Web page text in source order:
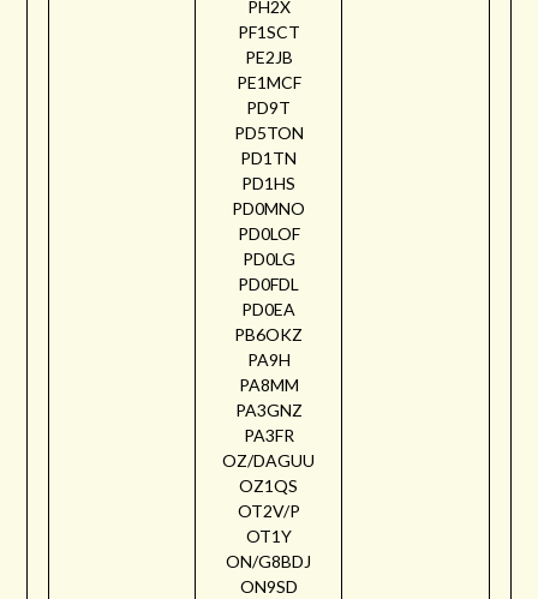
PH2X
PF1SCT
PE2JB
PE1MCF
PD9T
PD5TON
PD1TN
PD1HS
PD0MNO
PD0LOF
PD0LG
PD0FDL
PD0EA
PB6OKZ
PA9H
PA8MM
PA3GNZ
PA3FR
OZ/DAGUU
OZ1QS
OT2V/P
OT1Y
ON/G8BDJ
ON9SD